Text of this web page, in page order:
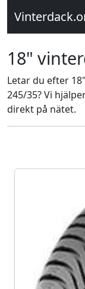
18"
Letar du efter
245/35? Vi
direkt på nätet.